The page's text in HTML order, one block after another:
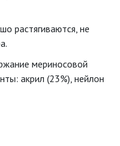
растягиваются, не
мериносовой
акрил (23%), нейлон